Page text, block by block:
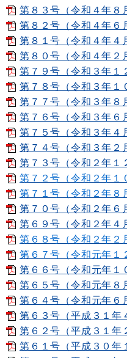
第８３号（令和４年８
第８２号（令和４年６
第８１号（令和４年４
第８０号（令和４年２
第７９号（令和３年１
第７８号（令和３年１
第７７号（令和３年８
第７６号（令和３年６
第７５号（令和３年４
第７４号（令和３年２
第７３号（令和２年１
第７２号（令和２年１
第７１号（令和２年８
第７０号（令和２年６
第６９号（令和２年４
第６８号（令和２年２
第６７号（令和元年１
第６６号（令和元年１
第６５号（令和元年８
第６４号（令和元年６
第６３号（平成３１年
第６２号（平成３１年
第６１号（平成３０年